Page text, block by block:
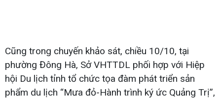
Cũng trong chuyến khảo sát, chiều 10/10, tại
phường Đông Hà, Sở VHTTDL phối hợp với Hiệp
hội Du lịch tỉnh tổ chức tọa đàm phát triển sản
phẩm du lịch “Mưa đỏ-Hành trình ký ức Quảng Trị”,